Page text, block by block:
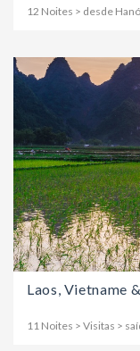
12 Noites > desde
Laos, Vietname
11 Noites > Visitas >